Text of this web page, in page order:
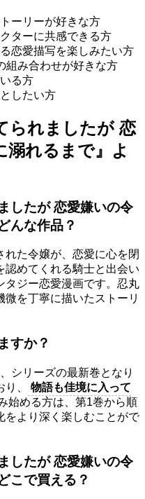
ーリーが好きな方
ターに共感できる方
恋愛描写を楽しみたい方
組み合わせが好きな方
る方
したい方
られましたが 恋
溺れるまで』よ
したが 恋愛嫌いの令
んな作品？
た令嬢が、恋愛に心を閉
認めてくれる騎士と出会い
タジー恋愛漫画です。忍丸
を丁寧に描いたストーリ
すか？
シリーズの最新巻となり
、
物語も佳境に入って
始める方は、第1巻から順
をより深く楽しむことがで
したが 恋愛嫌いの令
こで買える？